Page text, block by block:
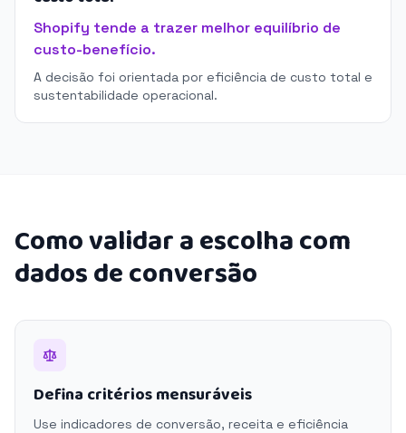
Shopify tende a trazer melhor equilíbrio de
custo-benefício.
A decisão foi orientada por eficiência de custo total e
sustentabilidade operacional.
Como validar a escolha com
dados de conversão
Defina critérios mensuráveis
Use indicadores de conversão, receita e eficiência